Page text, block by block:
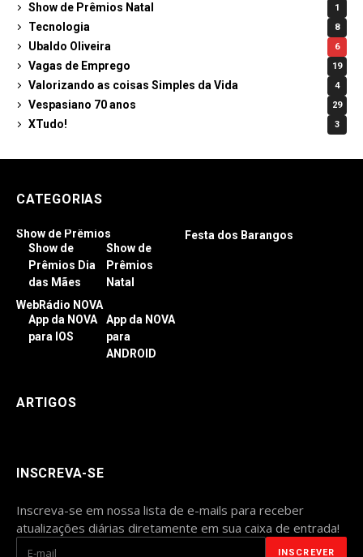
Show de Prêmios Natal 1
Tecnologia 8
Ubaldo Oliveira 6
Vagas de Emprego 19
Valorizando as coisas Simples da Vida 4
Vespasiano 70 anos 29
XTudo! 3
CATEGORIAS
Show de Prêmios
Show de
Prêmios Dia
das Mães
Show de
Prêmios
Natal
Festa dos Barangos
WebRádio NOVA
App da NOVA
para IOS
App da NOVA
para
ANDROID
ARTIGOS
INSCREVA-SE
Inscreva-se em nossa lista de e-mails para receber
atualizações diárias diretamente em sua caixa de entrada!